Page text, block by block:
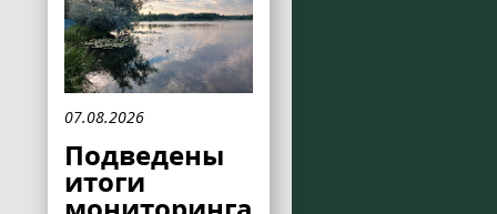
07.08.2026
Подведены
итоги